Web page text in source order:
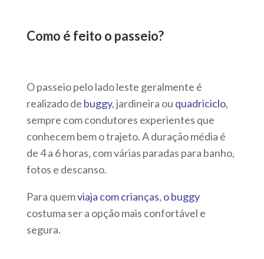
Como é feito o passeio?
O passeio pelo lado leste geralmente é
realizado de buggy, jardineira ou quadriciclo,
sempre com condutores experientes que
conhecem bem o trajeto. A duração média é
de 4 a 6 horas, com várias paradas para banho,
fotos e descanso.
Para quemviaja com crianças, o buggy
costuma ser a opção mais confortável e
segura.